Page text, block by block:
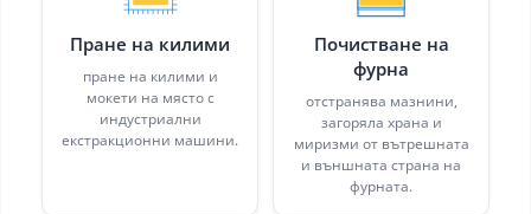
Пране на килими
пране на килими и
мокети на място с
индустриални
екстракционни машини.
Почистване на
фурна
отстранява мазнини,
загоряла храна и
миризми от вътрешната
и външната страна на
фурната.